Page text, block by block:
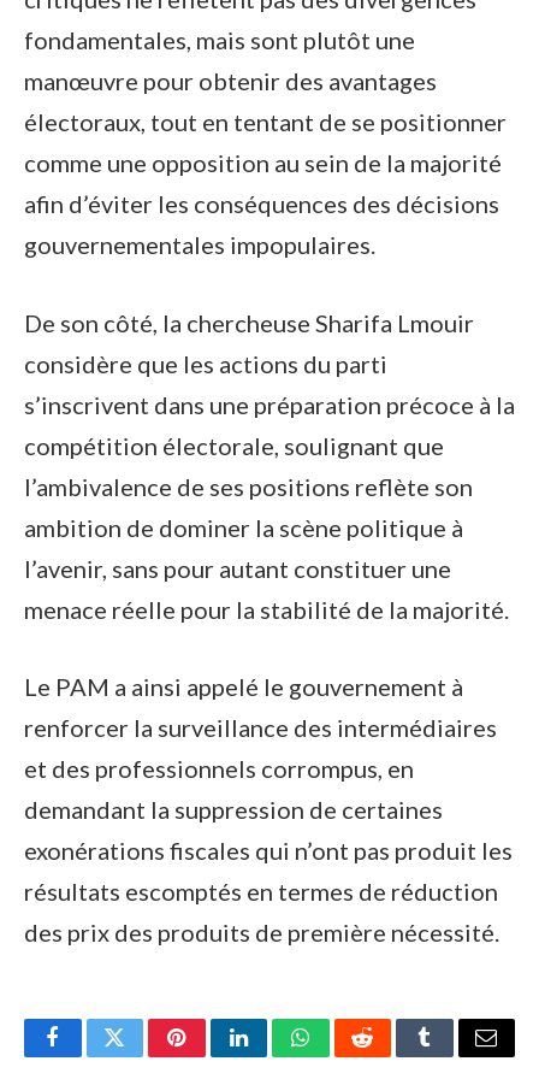
fondamentales, mais sont plutôt une
manœuvre pour obtenir des avantages
électoraux, tout en tentant de se positionner
comme une opposition au sein de la majorité
afin d’éviter les conséquences des décisions
gouvernementales impopulaires.
De son côté, la chercheuse Sharifa Lmouir
considère que les actions du parti
s’inscrivent dans une préparation précoce à la
compétition électorale, soulignant que
l’ambivalence de ses positions reflète son
ambition de dominer la scène politique à
l’avenir, sans pour autant constituer une
menace réelle pour la stabilité de la majorité.
Le PAM a ainsi appelé le gouvernement à
renforcer la surveillance des intermédiaires
et des professionnels corrompus, en
demandant la suppression de certaines
exonérations fiscales qui n’ont pas produit les
résultats escomptés en termes de réduction
des prix des produits de première nécessité.
FacebookTwitterPinterestLinkedInWhatsAppRedditTumblrEmail